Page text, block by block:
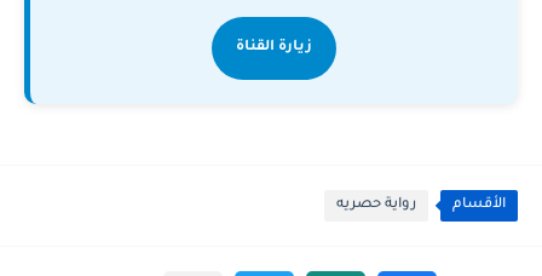
زيارة القناة
الأقسام رواية حصريه